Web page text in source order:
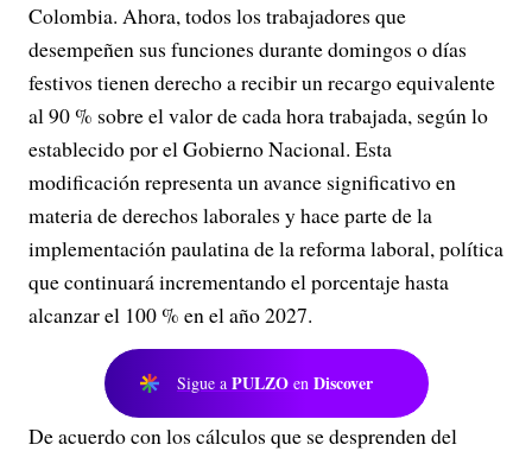
Colombia. Ahora, todos los trabajadores que
desempeñen sus funciones durante domingos o días
festivos tienen derecho a recibir un recargo equivalente
al 90 % sobre el valor de cada hora trabajada, según lo
establecido por el Gobierno Nacional. Esta
modificación representa un avance significativo en
materia de derechos laborales y hace parte de la
implementación paulatina de la reforma laboral, política
que continuará incrementando el porcentaje hasta
alcanzar el 100 % en el año 2027.
Sigue a PULZO en Discover
De acuerdo con los cálculos que se desprenden del